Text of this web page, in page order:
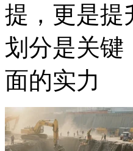
提，更是提
划分是关键
面的实力